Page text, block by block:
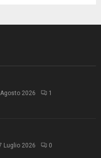
2026 1
Luglio 2026 0